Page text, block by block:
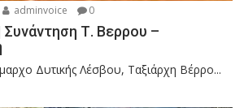
adminvoice 0
Τ. Βερρου –
Δυτικής Λέσβου, Ταξιάρχη Βέρρο...